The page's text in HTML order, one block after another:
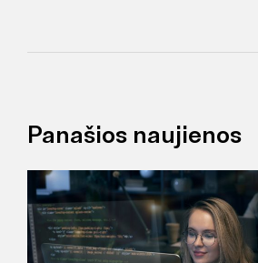
Panašios naujienos